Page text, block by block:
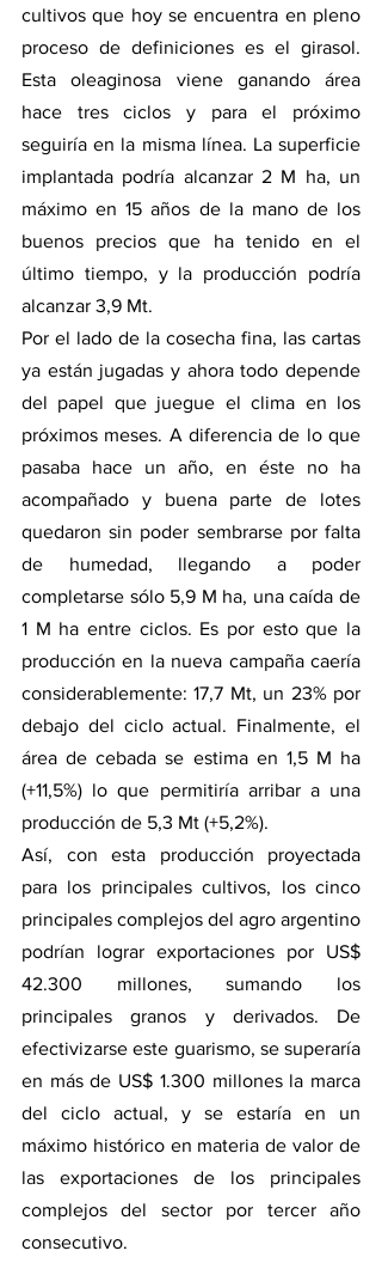
cultivos que hoy se encuentra en pleno
proceso de definiciones es el girasol.
Esta oleaginosa viene ganando área
hace tres ciclos y para el próximo
seguiría en la misma línea. La superficie
implantada podría alcanzar 2 M ha, un
máximo en 15 años de la mano de los
buenos precios que ha tenido en el
último tiempo, y la producción podría
alcanzar 3,9 Mt.
Por el lado de la cosecha fina, las cartas
ya están jugadas y ahora todo depende
del papel que juegue el clima en los
próximos meses. A diferencia de lo que
pasaba hace un año, en éste no ha
acompañado y buena parte de lotes
quedaron sin poder sembrarse por falta
de humedad, llegando a poder
completarse sólo 5,9 M ha, una caída de
1 M ha entre ciclos. Es por esto que la
producción en la nueva campaña caería
considerablemente: 17,7 Mt, un 23% por
debajo del ciclo actual. Finalmente, el
área de cebada se estima en 1,5 M ha
(+11,5%) lo que permitiría arribar a una
producción de 5,3 Mt (+5,2%).
Así, con esta producción proyectada
para los principales cultivos, los cinco
principales complejos del agro argentino
podrían lograr exportaciones por US$
42.300 millones, sumando los
principales granos y derivados. De
efectivizarse este guarismo, se superaría
en más de US$ 1.300 millones la marca
del ciclo actual, y se estaría en un
máximo histórico en materia de valor de
las exportaciones de los principales
complejos del sector por tercer año
consecutivo.